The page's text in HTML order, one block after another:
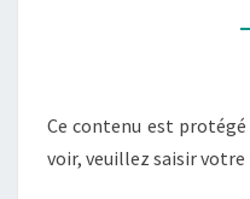
Ce contenu est
voir, veuillez saisir votre